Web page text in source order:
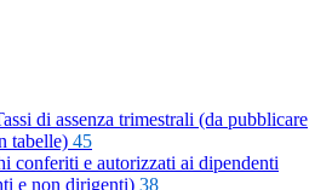
di assenza trimestrali (da pubblicare
tabelle) 45
conferiti e autorizzati ai dipendenti
e non dirigenti) 38